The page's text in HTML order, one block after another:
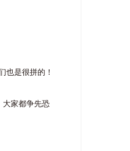
也是很拼的！
大家都争先恐